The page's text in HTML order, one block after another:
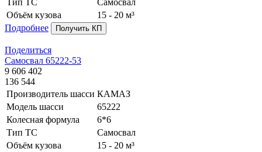
Тип ТС
Самосвал
Объём кузова
15 - 20 м³
Подробнее
Получить КП
Поделиться
Самосвал 65222-53
9 606 402
136 544
Производитель шасси КАМАЗ
Модель шасси
65222
Колесная формула
6*6
Тип ТС
Самосвал
Объём кузова
15 - 20 м³